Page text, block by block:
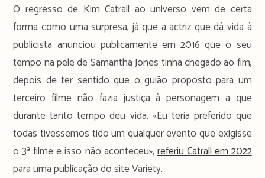
O regresso de Kim Catrall ao universo vem de certa
forma como uma surpresa, já que a actriz que dá vida à
publicista anunciou publicamente em 2016 que o seu
tempo na pele de Samantha Jones tinha chegado ao fim,
depois de ter sentido que o guião proposto para um
terceiro filme não fazia justiça à personagem a que
durante tanto tempo deu vida. «Eu teria preferido que
todas tivessemos tido um qualquer evento que exigisse
o 3ª filme e isso não aconteceu»,referiu Catrall em 2022
para uma publicação do site Variety.